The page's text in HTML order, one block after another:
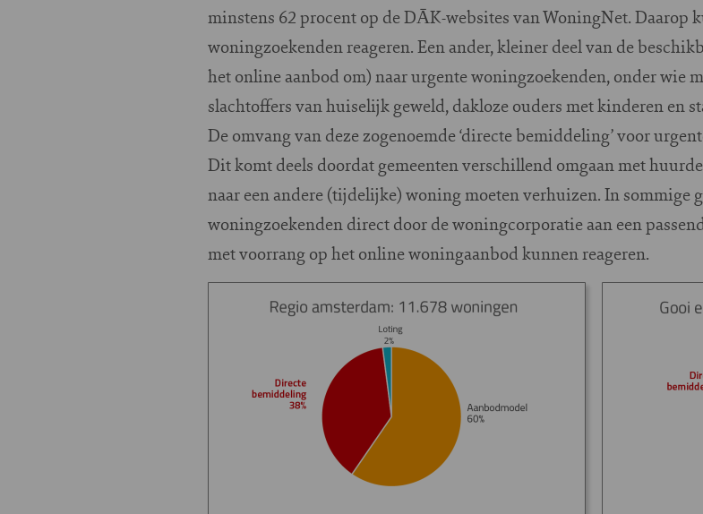
minstens 62 procent op de DĀK-websites van WoningNet. Daarop
woningzoekenden reageren. Een ander, kleiner deel van de
het online aanbod om) naar urgente woningzoekenden, onder wie
slachtoffers van huiselijk geweld, dakloze ouders met kinderen en
De omvang van deze zogenoemde ‘directe bemiddeling’ voor
Dit komt deels doordat gemeenten verschillend omgaan met
naar een andere (tijdelijke) woning moeten verhuizen. In sommige
woningzoekenden direct door de woningcorporatie aan een
met voorrang op het online woningaanbod kunnen reageren.